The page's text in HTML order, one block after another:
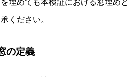
埋めても本検証における窓埋めと
ください。
の定義